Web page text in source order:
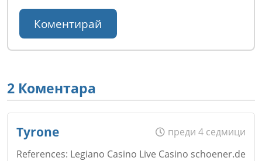
2 Коментара
Tyrone
преди 4 седмици
References: Legiano Casino Live Casino schoener.de